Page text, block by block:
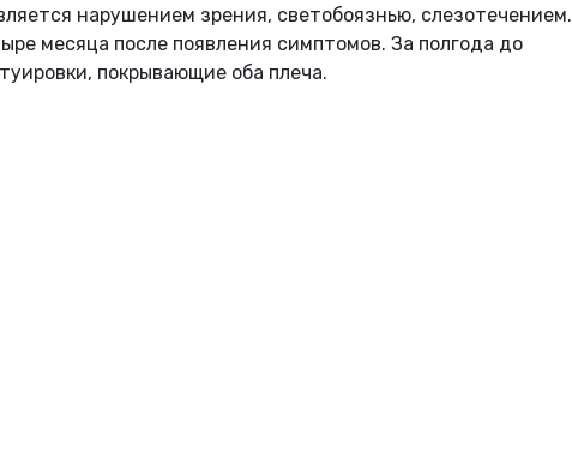
нарушением зрения, светобоязнью, слезотечением.
месяца после появления симптомов. За полгода до
покрывающие оба плеча.